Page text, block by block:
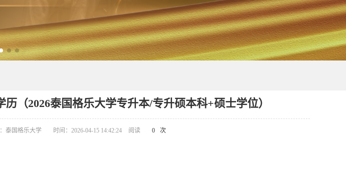
（2026泰国格乐大学专升本/专升硕本科+硕士学位）
泰国格乐大学 时间：2026-04-15 14:42:24 阅读 0 次